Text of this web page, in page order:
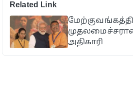
Related Link
அதிகாரி